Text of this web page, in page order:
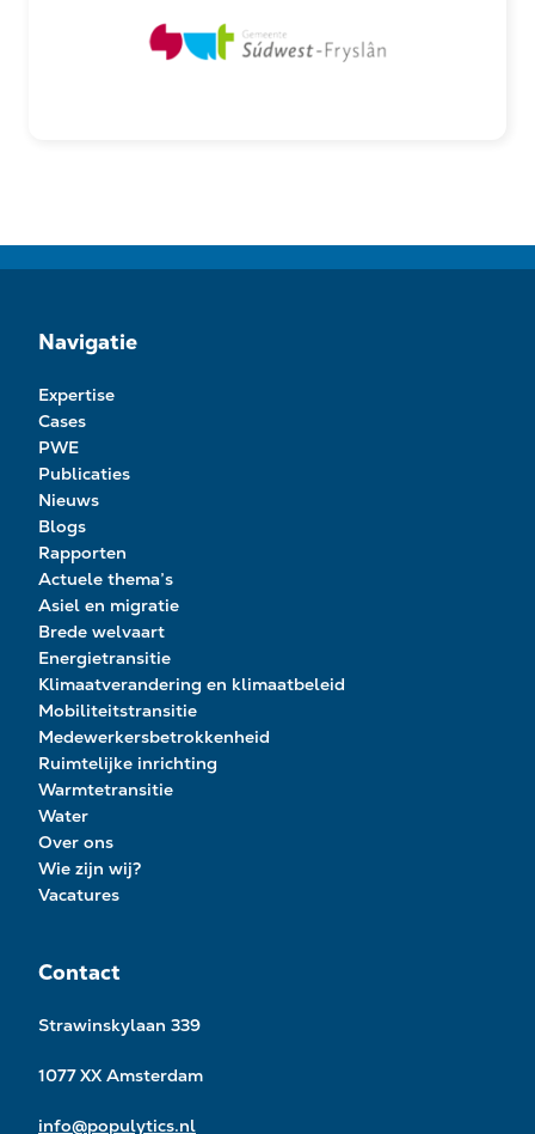
Navigatie
Expertise
Cases
PWE
Publicaties
Nieuws
Blogs
Rapporten
Actuele thema’s
Asiel en migratie
Brede welvaart
Energietransitie
Klimaatverandering en klimaatbeleid
Mobiliteitstransitie
Medewerkersbetrokkenheid
Ruimtelijke inrichting
Warmtetransitie
Water
Over ons
Wie zijn wij?
Vacatures
Contact
Strawinskylaan 339
1077 XX Amsterdam
info@populytics.nl